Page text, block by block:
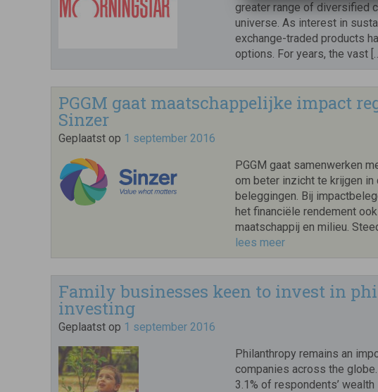
greater range of diversified
universe. As interest in
exchange-traded products
options. For years, the vast
PGGM gaat maatschappelijke impact
Sinzer
Geplaatst op 1 september 2016
PGGM gaat samenwerken
om beter inzicht te krijgen
beleggingen. Bij
het financiële rendement
maatschappij en milieu.
lees meer
Family businesses keen to invest in
investing
Geplaatst op 1 september 2016
Philanthropy remains an
companies across the
3.1% of respondents’